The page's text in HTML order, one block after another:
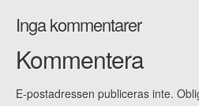
Inga kommentarer
Kommentera
E-postadressen publiceras inte.